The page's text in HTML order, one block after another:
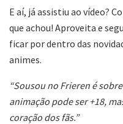
E aí, já assistiu ao vídeo?
que achou! Aproveita e
ficar por dentro das
animes.
“Sousou no Frieren é
animação pode ser +18,
coração dos fãs.”